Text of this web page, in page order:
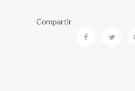
Compartir